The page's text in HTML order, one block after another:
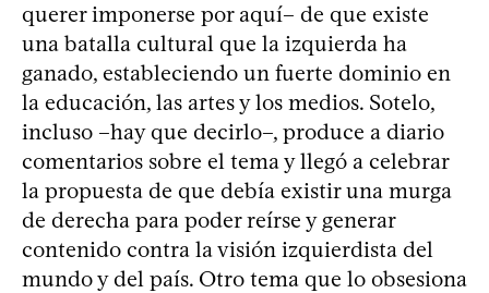
querer imponerse por aquí– de que existe
una batalla cultural que la izquierda ha
ganado, estableciendo un fuerte dominio en
la educación, las artes y los medios. Sotelo,
incluso –hay que decirlo–, produce a diario
comentarios sobre el tema y llegó a celebrar
la propuesta de que debía existir una murga
de derecha para poder reírse y generar
contenido contra la visión izquierdista del
mundo y del país. Otro tema que lo obsesiona